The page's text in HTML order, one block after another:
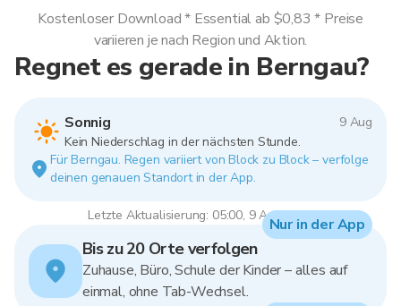
Regnet es gerade in Berngau?
Sonnig
9 Aug
Kein Niederschlag in der nächsten Stunde.
Für Berngau. Regen variiert von Block zu Block – verfolge
deinen genauen Standort in der App.
Letzte Aktualisierung: 05:00, 9 Aug 2026
Kostenloser Download * Essential ab $0,83 * Preise
variieren je nach Region und Aktion.
Bis zu 20 Orte verfolgen
Zuhause, Büro, Schule der Kinder – alles auf
einmal, ohne Tab-Wechsel.
Nur in der App